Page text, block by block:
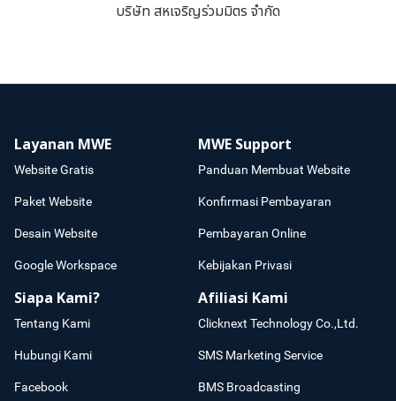
บริษัท สหเจริญร่วมมิตร จำกัด
Layanan MWE
Website Gratis
Paket Website
Desain Website
Google Workspace
MWE Support
Panduan Membuat Website
Konfirmasi Pembayaran
Pembayaran Online
Kebijakan Privasi
Siapa Kami?
Tentang Kami
Hubungi Kami
Facebook
Afiliasi Kami
Clicknext Technology Co.,Ltd.
SMS Marketing Service
BMS Broadcasting